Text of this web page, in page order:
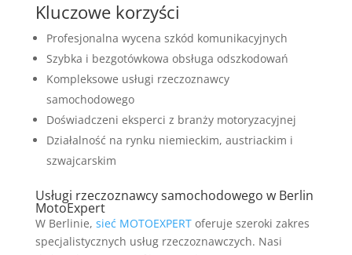
Kluczowe korzyści
Profesjonalna wycena szkód komunikacyjnych
Szybka i bezgotówkowa obsługa odszkodowań
Kompleksowe usługi rzeczoznawcy
samochodowego
Doświadczeni eksperci z branży motoryzacyjnej
Działalność na rynku niemieckim, austriackim i
szwajcarskim
Usługi rzeczoznawcy samochodowego w Berlin
MotoExpert
W Berlinie, sieć MOTOEXPERToferuje szeroki zakres
specjalistycznych usług rzeczoznawczych. Nasi